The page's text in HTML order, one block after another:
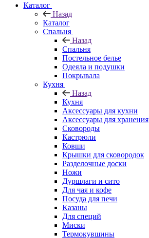
Каталог
Назад
Каталог
Спальня
Назад
Спальня
Постельное белье
Одеяла и подушки
Покрывала
Кухня
Назад
Кухня
Аксессуары для кухни
Аксессуары для хранения
Сковороды
Кастрюли
Ковши
Крышки для сковородок
Разделочные доски
Ножи
Дуршлаги и сито
Для чая и кофе
Посуда для печи
Казаны
Для специй
Миски
Термокувшины